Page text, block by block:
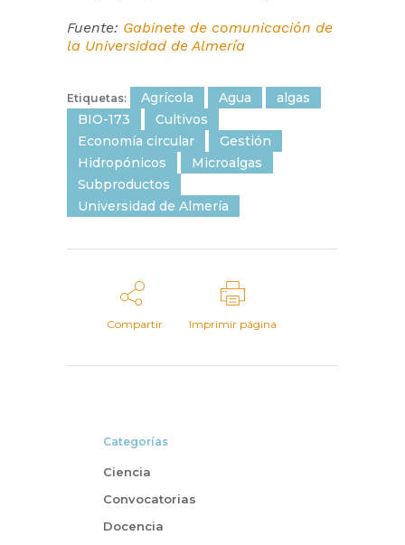
Fuente: Gabinete de comunicación de
la Universidad de Almería
Etiquetas: Agrícola Agua
algas
BIO-173
Cultivos
Economía circular
Gestión
Hidropónicos
Microalgas
Subproductos
Universidad de Almería
Compartir Imprimir página
Categorías
Ciencia
Convocatorias
Docencia